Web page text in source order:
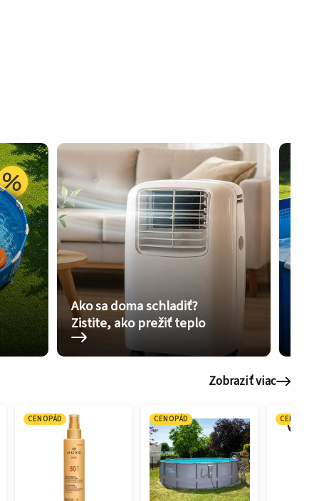
Ako sa doma schladiť?
Zistite, ako prežiť teplo
Zobraziť viac
CENOPÁD CENOPÁD CENOPÁD